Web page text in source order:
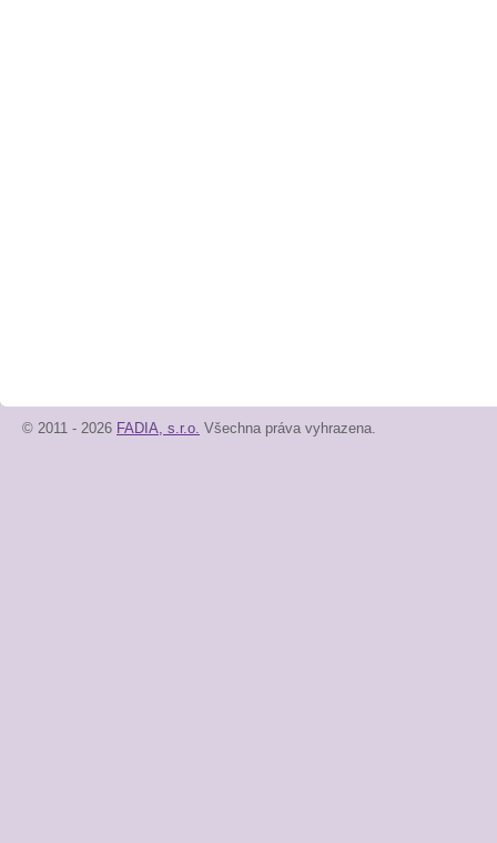
© 2011 - 2026 FADIA, s.r.o. Všechna práva vyhrazena.